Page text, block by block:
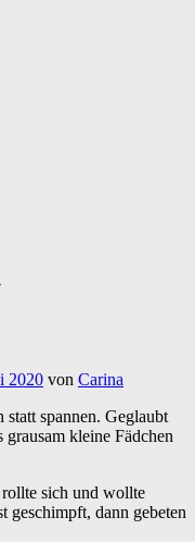
2020 von Carina
statt spannen. Geglaubt
kleine Fädchen
rollte sich und wollte
geschimpft, dann gebeten